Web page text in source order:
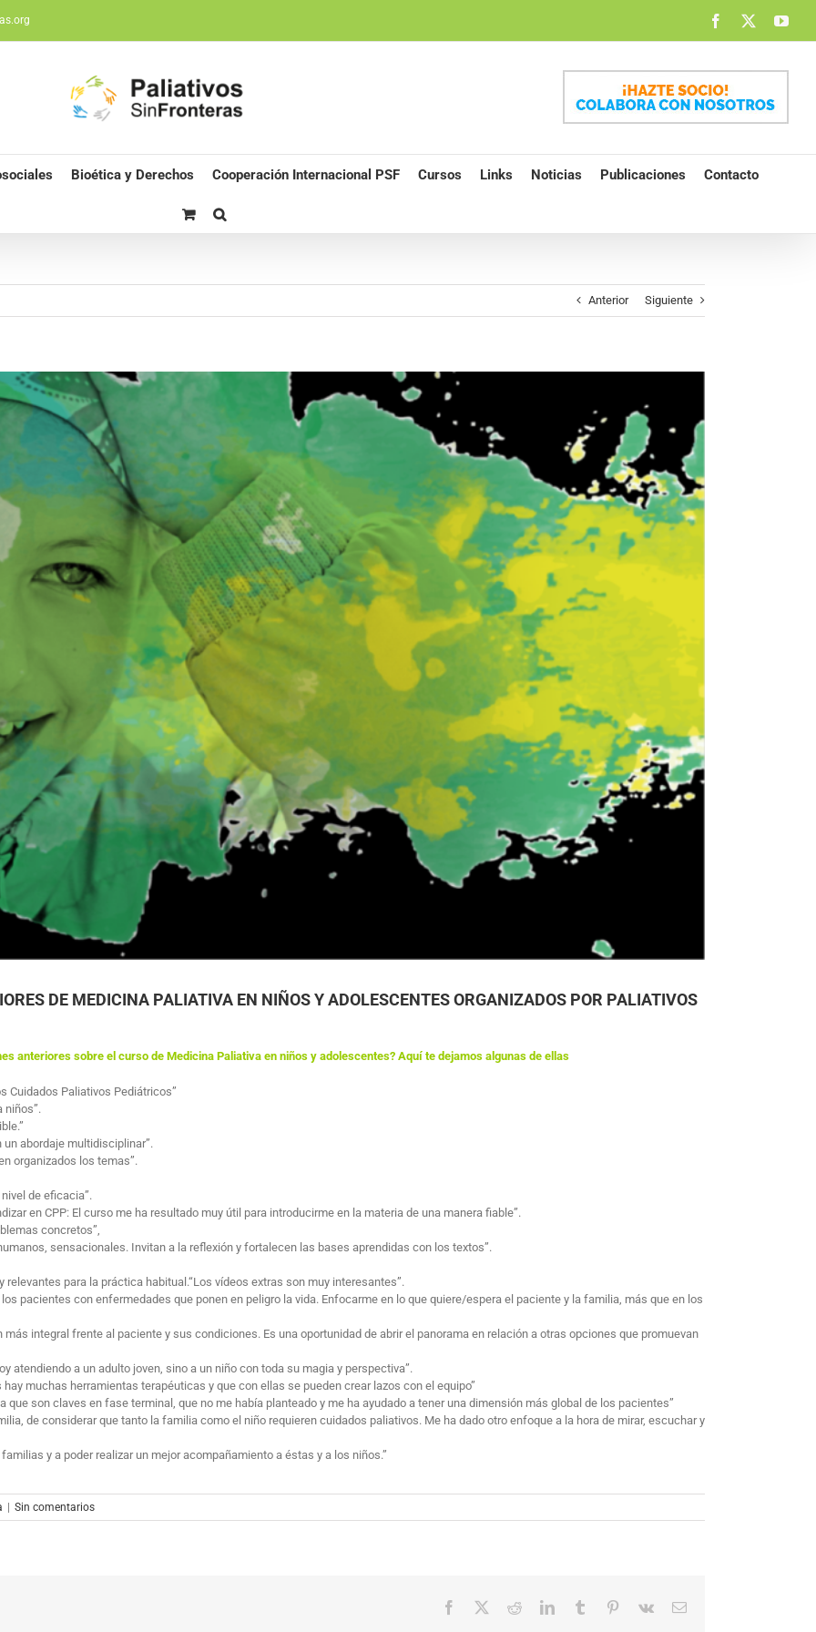
Facebook
Bioética y Derechos Cooperación Internacional PSF Cursos Links Noticias Publicaciones Contacto
Anterior Siguiente
DE MEDICINA PALIATIVA EN NIÑOS Y ADOLESCENTES ORGANIZADOS POR PALIATIVOS
anteriores sobre el curso de Medicina Paliativa en niños y adolescentes? Aquí te dejamos algunas de ellas
Cuidados Paliativos Pediátricos”
niños”.
abordaje multidisciplinar”.
organizados los temas”.
de eficacia”.
en CPP: El curso me ha resultado muy útil para introducirme en la materia de una manera fiable”.
concretos”,
sensacionales. Invitan a la reflexión y fortalecen las bases aprendidas con los textos”.
para la práctica habitual.“Los vídeos extras son muy interesantes”.
pacientes con enfermedades que ponen en peligro la vida. Enfocarme en lo que quiere/espera el paciente y la familia, más que en los
integral frente al paciente y sus condiciones. Es una oportunidad de abrir el panorama en relación a otras opciones que promuevan
atendiendo a un adulto joven, sino a un niño con toda su magia y perspectiva”.
muchas herramientas terapéuticas y que con ellas se pueden crear lazos con el equipo”
son claves en fase terminal, que no me había planteado y me ha ayudado a tener una dimensión más global de los pacientes”
de considerar que tanto la familia como el niño requieren cuidados paliativos. Me ha dado otro enfoque a la hora de mirar, escuchar y
y a poder realizar un mejor acompañamiento a éstas y a los niños.”
Sin comentarios
Facebook RedditLinkedInTumblr Pinterest
Vk
Correo